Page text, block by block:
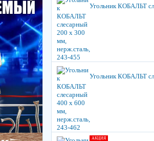
Угольник КОБАЛЬТ
Угольник КОБАЛЬТ
АКЦИЯ